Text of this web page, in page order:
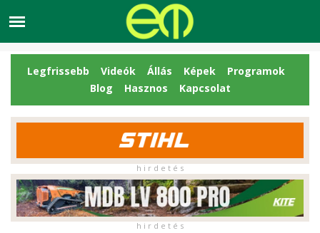
Legfrissebb Videók Állás Képek
Programok
Blog
Hasznos Kapcsolat
h i r d e t é s
h i r d e t é s